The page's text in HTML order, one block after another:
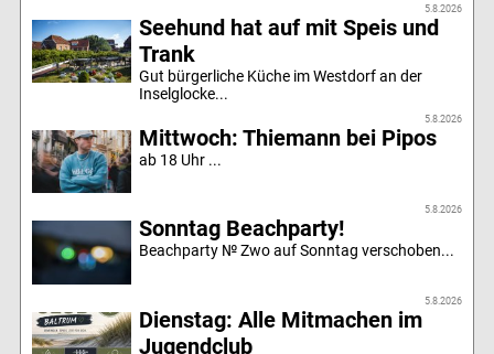
5.8.2026
Seehund hat auf mit Speis und
Trank
Gut bürgerliche Küche im Westdorf an der
Inselglocke...
5.8.2026
Mittwoch: Thiemann bei Pipos
ab 18 Uhr ...
5.8.2026
Sonntag Beachparty!
Beachparty № Zwo auf Sonntag verschoben...
5.8.2026
Dienstag: Alle Mitmachen im
Jugendclub